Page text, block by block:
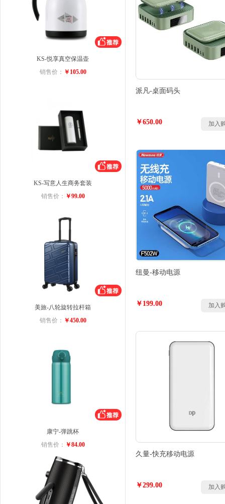
KS-悦享真空保温壶
销售价： ￥105.00
KS-写意人生商务套装
销售价： ￥99.00
美旅-八轮旋转拉杆箱
销售价： ￥450.00
康宁-弹跳杯
销售价： ￥84.00
派凡-桌面码头
￥650.00 加入
纽曼-移动电源
￥199.00 加入
久量-快充移动电源
￥299.00 加入